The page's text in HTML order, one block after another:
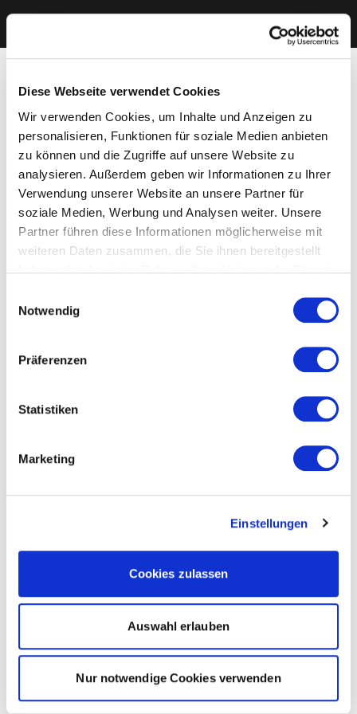
Diese Webseite verwendet Cookies
Wir verwenden Cookies, um Inhalte und Anzeigen zu
personalisieren, Funktionen für soziale Medien anbieten
zu können und die Zugriffe auf unsere Website zu
analysieren. Außerdem geben wir Informationen zu Ihrer
Verwendung unserer Website an unsere Partner für
soziale Medien, Werbung und Analysen weiter. Unsere
Partner führen diese Informationen möglicherweise mit
weiteren Daten zusammen, die Sie ihnen bereitgestellt
Cookies, wenn Sie unsere Webseite weiterhin nutzen.
Notwendig
Präferenzen
Statistiken
Marketing
Einstellungen
Cookies zulassen
Auswahl erlauben
Nur notwendige Cookies verwenden